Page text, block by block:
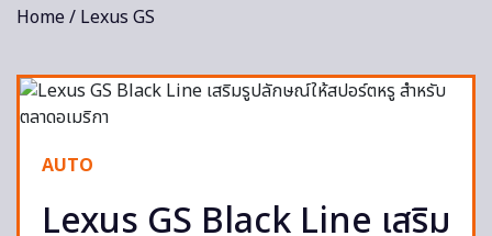
Home/ Lexus GS
AUTO
Lexus GS Black Line เสริม